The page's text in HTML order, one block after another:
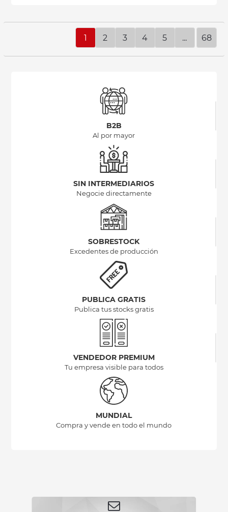
1 2 3 4 5 ... 68
B2B
Al por mayor
SIN INTERMEDIARIOS
Negocie directamente
SOBRESTOCK
Excedentes de producción
PUBLICA GRATIS
Publica tus stocks gratis
VENDEDOR PREMIUM
Tu empresa visible para todos
MUNDIAL
Compra y vende en todo el mundo